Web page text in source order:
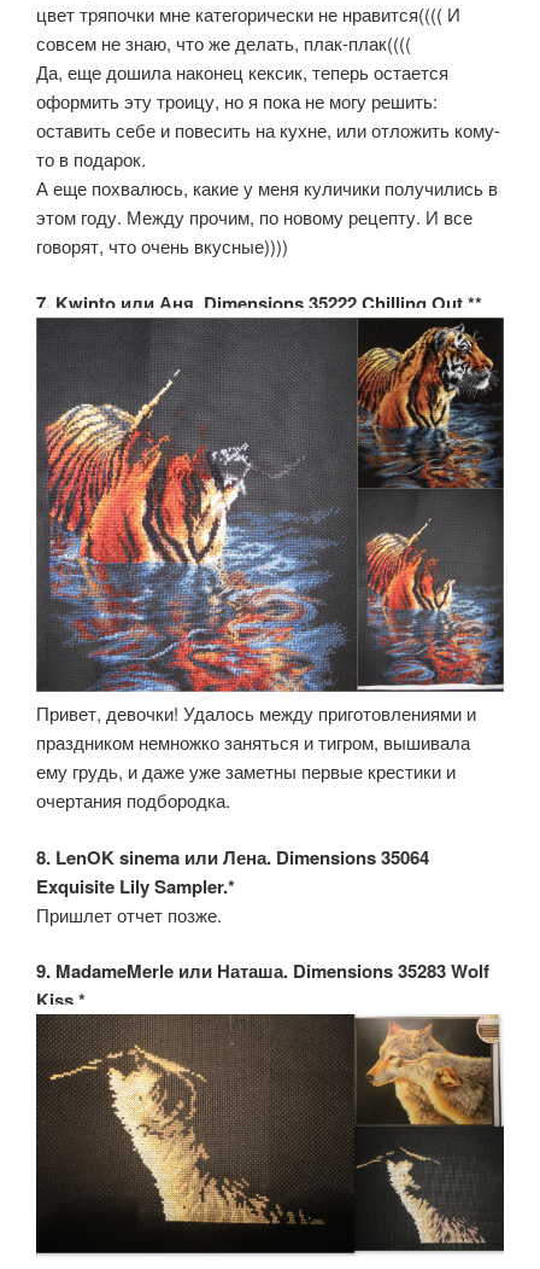
цвет тряпочки мне категорически не нравится(((( И
совсем не знаю, что же делать, плак-плак((((
Да, еще дошила наконец кексик, теперь остается
оформить эту троицу, но я пока не могу решить:
оставить себе и повесить на кухне, или отложить кому-
то в подарок.
А еще похвалюсь, какие у меня куличики получились в
этом году. Между прочим, по новому рецепту. И все
говорят, что очень вкусные))))
7. Kwinto или Аня. Dimensions 35222 Chilling Out.**
Привет, девочки! Удалось между приготовлениями и
праздником немножко заняться и тигром, вышивала
ему грудь, и даже уже заметны первые крестики и
очертания подбородка.
8. LenOK sinema или Лена. Dimensions 35064
Exquisite Lily Sampler.*
Пришлет отчет позже.
9. MadameMerle или Наташа. Dimensions 35283 Wolf
Kiss.*